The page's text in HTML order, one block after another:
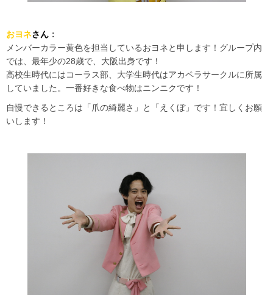
おヨネさん ：
メンバーカラー黄色を担当しているおヨネと申します！グループ内
では、最年少の28歳で、大阪出身です！
高校生時代にはコーラス部、大学生時代はアカペラサークルに所属
していました。一番好きな食べ物はニンニクです！
自慢できるところは「爪の綺麗さ」と「えくぼ」です！宜しくお願
いします！